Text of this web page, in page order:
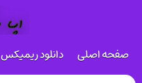
صفحه اصلی دانلود ریمیکس